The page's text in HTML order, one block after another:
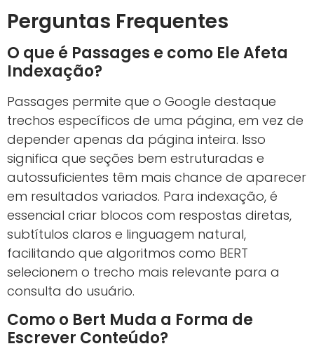
Perguntas Frequentes
O que é Passages e como Ele Afeta
Indexação?
Passages permite que o Google destaque
trechos específicos de uma página, em vez de
depender apenas da página inteira. Isso
significa que seções bem estruturadas e
autossuficientes têm mais chance de aparecer
em resultados variados. Para indexação, é
essencial criar blocos com respostas diretas,
subtítulos claros e linguagem natural,
facilitando que algoritmos como BERT
selecionem o trecho mais relevante para a
consulta do usuário.
Como o Bert Muda a Forma de
Escrever Conteúdo?